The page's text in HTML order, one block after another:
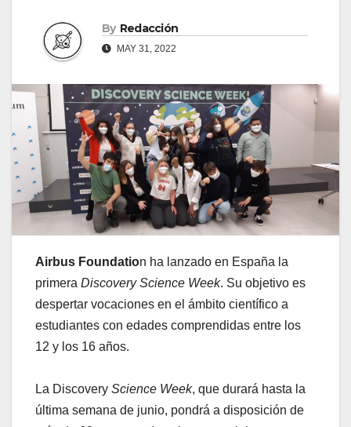
By Redacción
MAY 31, 2022
Airbus Foundation ha lanzado en España la
primera Discovery Science Week. Su objetivo es
despertar vocaciones en el ámbito científico a
estudiantes con edades comprendidas entre los
12 y los 16 años.
La Discovery Science Week, que durará hasta la
última semana de junio, pondrá a disposición de